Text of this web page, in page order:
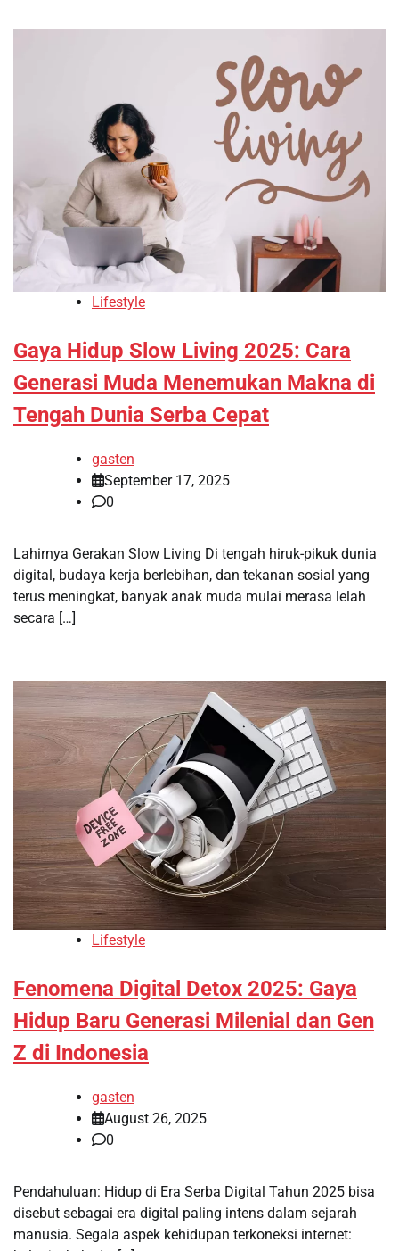
Lifestyle
Gaya Hidup Slow Living 2025: Cara
Generasi Muda Menemukan Makna di
Tengah Dunia Serba Cepat
gasten
September 17, 2025
0
Lahirnya Gerakan Slow Living Di tengah hiruk-pikuk dunia
digital, budaya kerja berlebihan, dan tekanan sosial yang
terus meningkat, banyak anak muda mulai merasa lelah
secara […]
Lifestyle
Fenomena Digital Detox 2025: Gaya
Hidup Baru Generasi Milenial dan Gen
Z di Indonesia
gasten
August 26, 2025
0
Pendahuluan: Hidup di Era Serba Digital Tahun 2025 bisa
disebut sebagai era digital paling intens dalam sejarah
manusia. Segala aspek kehidupan terkoneksi internet: